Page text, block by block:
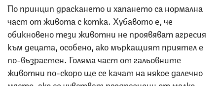
По принцип драскането и хапането са нормална
част от живота с котка. Хубавото е, че
обикновено тези животни не проявяват агресия
към децата, особено, ако мъркащият приятел е
по-възрастен. Голяма част от гальовните
животни по-скоро ще се качат на някое далечно